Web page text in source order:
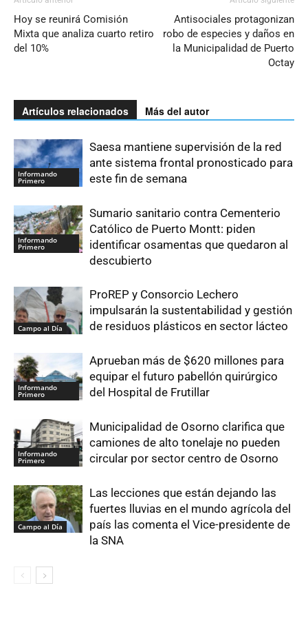
Hoy se reunirá Comisión
Mixta que analiza cuarto retiro
del 10%
Antisociales protagonizan
robo de especies y daños en
la Municipalidad de Puerto
Octay
Artículos relacionados Más del autor
Informando
Primero
Saesa mantiene supervisión de la red
ante sistema frontal pronosticado para
este fin de semana
Informando
Primero
Sumario sanitario contra Cementerio
Católico de Puerto Montt: piden
identificar osamentas que quedaron al
descubierto
Campo al Día
ProREP y Consorcio Lechero
impulsarán la sustentabilidad y gestión
de residuos plásticos en sector lácteo
Informando
Primero
Aprueban más de $620 millones para
equipar el futuro pabellón quirúrgico
del Hospital de Frutillar
Informando
Primero
Municipalidad de Osorno clarifica que
camiones de alto tonelaje no pueden
circular por sector centro de Osorno
Campo al Día
Las lecciones que están dejando las
fuertes lluvias en el mundo agrícola del
país las comenta el Vice-presidente de
la SNA